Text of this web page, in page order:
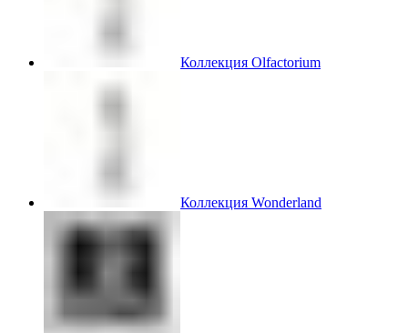
Коллекция Olfactorium
Коллекция Wonderland